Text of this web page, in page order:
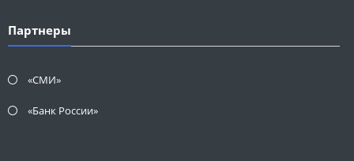
Партнеры
«СМИ»
«Банк России»